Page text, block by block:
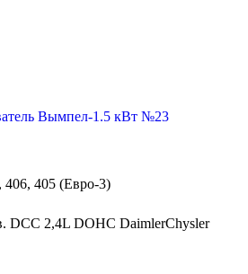
Вымпел-1.5 кВт №23
406, 405 (Евро-3)
DCC 2,4L DOHC DaimlerChysler